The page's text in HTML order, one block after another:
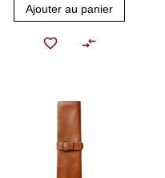
Ajouter au panier